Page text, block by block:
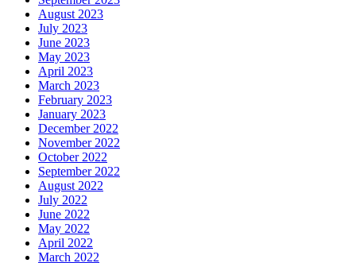
August 2023
July 2023
June 2023
May 2023
April 2023
March 2023
February 2023
January 2023
December 2022
November 2022
October 2022
September 2022
August 2022
July 2022
June 2022
May 2022
April 2022
March 2022